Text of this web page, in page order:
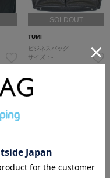
SOLDOUT
TUMI
ビジネスバッグ
サイズ：-
コンディション: B
13,000円（税込）